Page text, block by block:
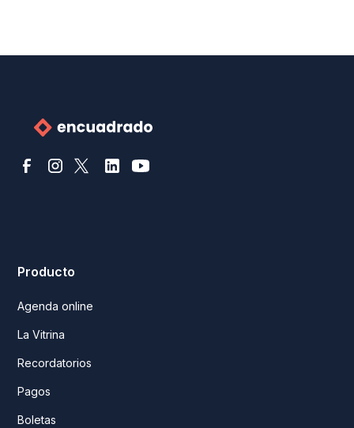
Producto
Agenda online
La Vitrina
Recordatorios
Pagos
Boletas